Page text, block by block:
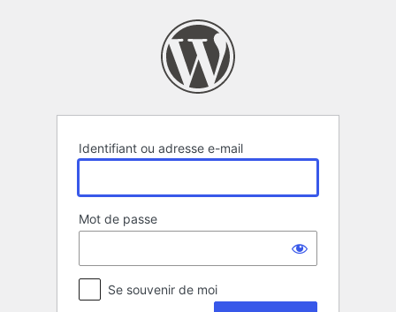
Identifiant ou adresse e-mail
Mot de passe
Se souvenir de moi